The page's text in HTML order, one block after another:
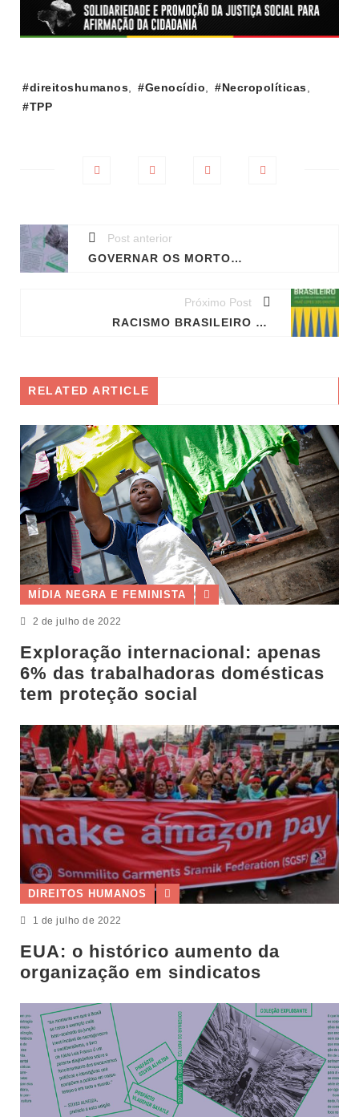
Tags:
#direitoshumanos #Genocídio #Necropolíticas
#TPP
Post anterior
GOVERNAR OS MORTOS: NECROPOLÍTICAS, DESAPARECIMENTO E SUBJETIVIDADE
Próximo Post
RACISMO BRASILEIRO UMA HISTÓRIA DA FORMAÇÃO DO BRASIL
RELATED ARTICLE
MÍDIA NEGRA E FEMINISTA
2 de julho de 2022
Exploração internacional: apenas
6% das trabalhadoras domésticas
tem proteção social
DIREITOS HUMANOS
1 de julho de 2022
EUA: o histórico aumento da
organização em sindicatos